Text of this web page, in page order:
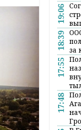
19:06
18:39 за
17:55
17:48